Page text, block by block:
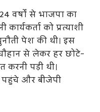
वर्षों से भाजपा का
को प्रत्याशी
पेश की थी। इस
से लेकर हर छोटे-
पड़ी थी।
पहुंचे और बीजेपी